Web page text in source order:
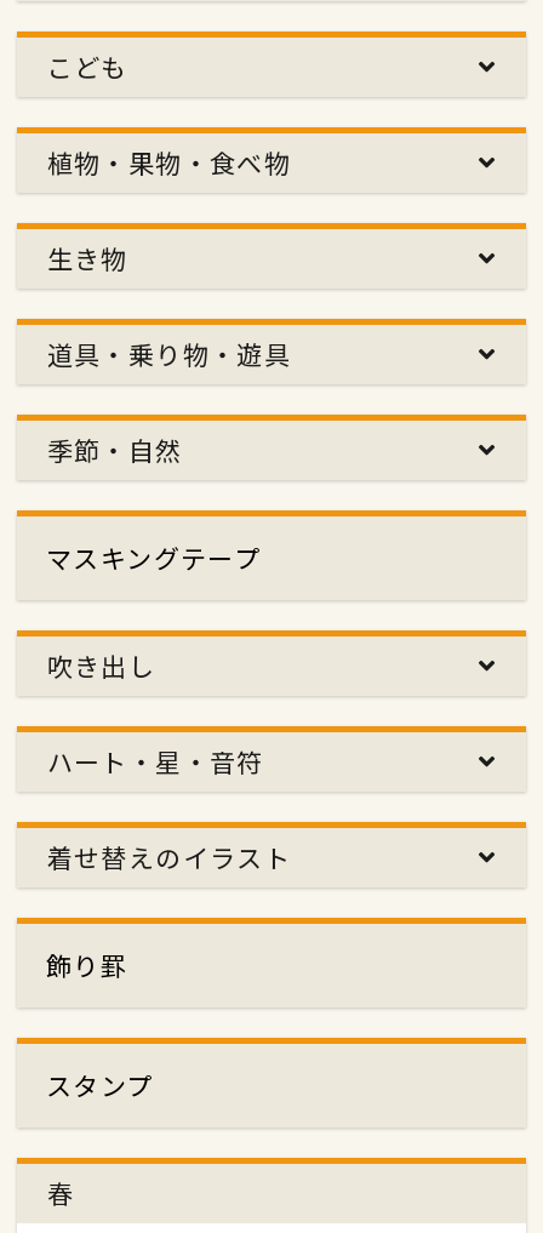
こども
植物・果物・食べ物
生き物
道具・乗り物・遊具
季節・自然
マスキングテープ
吹き出し
ハート・星・音符
着せ替えのイラスト
飾り罫
スタンプ
春